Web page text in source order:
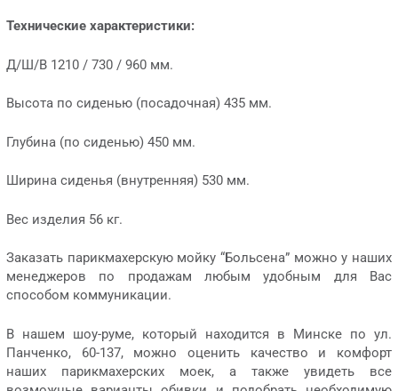
Технические характеристики:
Д/Ш/В 1210 / 730 / 960 мм.
Высота по сиденью (посадочная) 435 мм.
Глубина (по сиденью) 450 мм.
Ширина сиденья (внутренняя) 530 мм.
Вес изделия 56 кг.
Заказать парикмахерскую мойку “Больсена” можно у наших
менеджеров по продажам любым удобным для Вас
способом коммуникации.
В нашем шоу-руме, который находится в Минске по ул.
Панченко, 60-137, можно оценить качество и комфорт
наших парикмахерских моек, а также увидеть все